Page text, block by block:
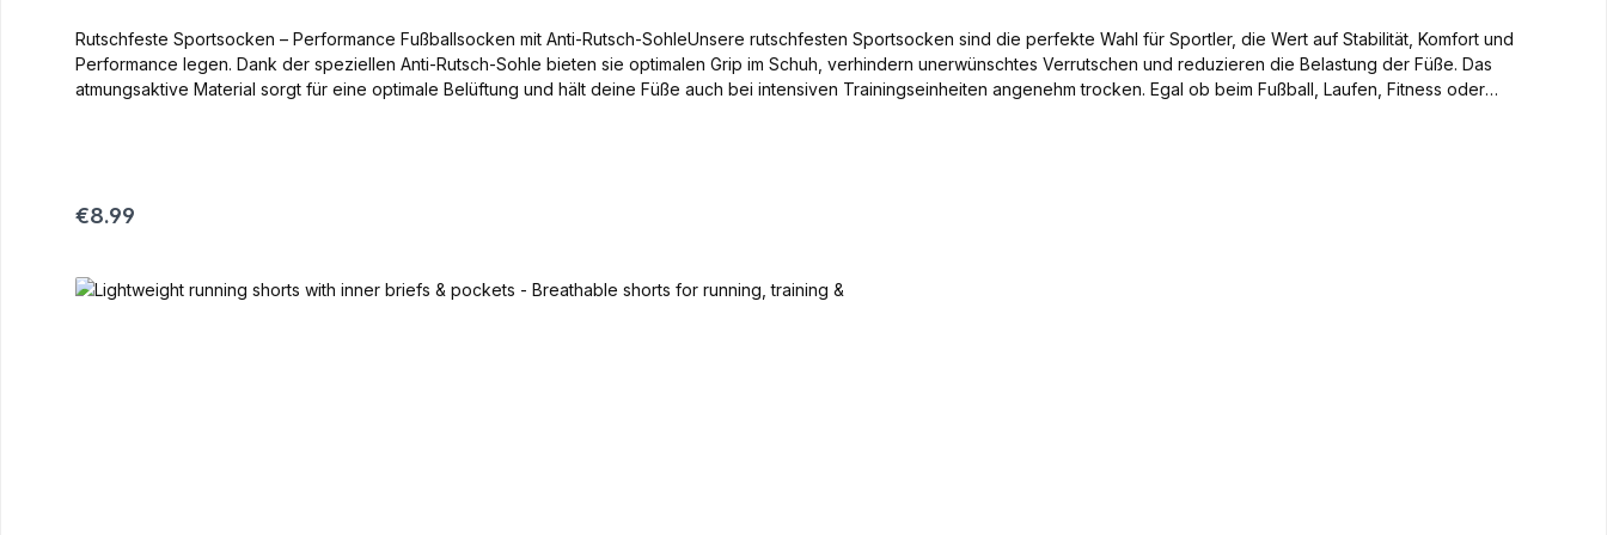
Rutschfeste Sportsocken – Performance Fußballsocken mit Anti-Rutsch-SohleUnsere rutschfesten Sportsocken sind die perfekte Wahl für Sportler, die Wert auf Stabilität, Komfort und
Performance legen. Dank der speziellen Anti-Rutsch-Sohle bieten sie optimalen Grip im Schuh, verhindern unerwünschtes Verrutschen und reduzieren die Belastung der Füße. Das
atmungsaktive Material sorgt für eine optimale Belüftung und hält deine Füße auch bei intensiven Trainingseinheiten angenehm trocken. Egal ob beim Fußball, Laufen, Fitness oder
Regular price:
€8.99